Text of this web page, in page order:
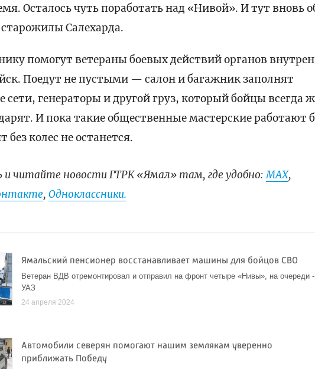
Осталось чуть поработать над «Нивой». И тут вновь
Салехарда.
помогут ветераны боевых действий органов
Поедут не пустыми — салон и багажник заполнят
генераторы и другой груз, который бойцы всегда
И пока такие общественные мастерские работают
без колес не останется.
и читайте новости ГТРК «Ямал» там, где удобно:МАХ,
,Одноклассники.
Ямальский пенсионер восстанавливает машины для бойцов СВО
Ветеран ВДВ отремонтировал и отправил на фронт четыре «Нивы», на очереди -
УАЗ
24 апреля 2024
Автомобили северян помогают нашим землякам уверенно
приближать Победу